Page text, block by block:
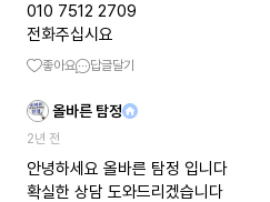
010 7512 2709
전화주십시요
좋아요 답글달기
올바른 탐정
2년 전
안녕하세요 올바른 탐정 입니다
확실한 상담 도와드리겠습니다